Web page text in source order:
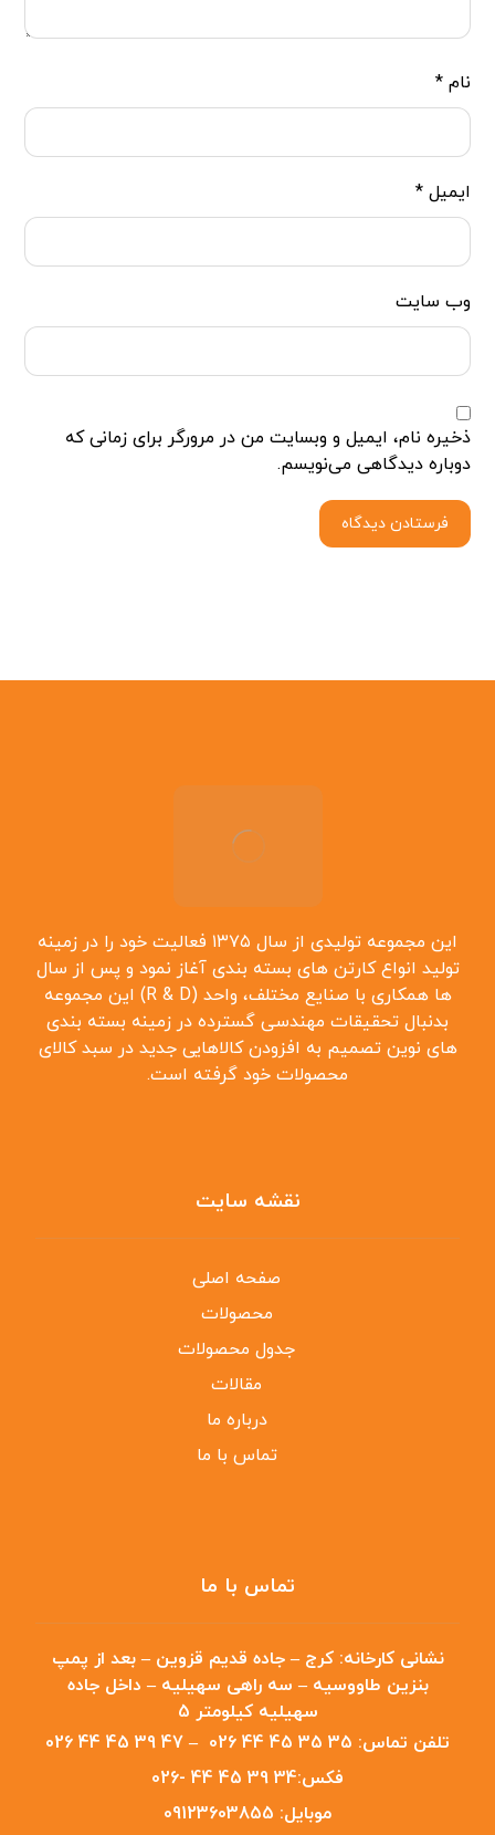
نام*
ایمیل*
وب‌ سایت
ذخیره نام، ایمیل و وبسایت من در مرورگر برای زمانی که
دوباره دیدگاهی می‌نویسم.
این مجموعه تولیدی از سال ۱۳۷۵ فعالیت خود را در زمینه
تولید انواع کارتن ‌های بسته بندی آغاز نمود و پس از سال
‌ها همکاری با صنایع مختلف، واحد (R & D) این مجموعه
بدنبال تحقیقات مهندسی گسترده در زمینه بسته بندی
‌های نوین تصمیم به افزودن کالاهایی جدید در سبد کالای
محصولات خود گرفته است.
نقشه سایت
صفحه اصلی
محصولات
جدول محصولات
مقالات
درباره ما
تماس با ما
تماس با ما
نشانی کارخانه:کرج – جاده قدیم قزوین – بعد از پمپ
بنزین طاووسیه – سه راهی سهیلیه – داخل جاده
سهیلیه کیلومتر 5
تلفن تماس: 35 35 45 44 026
–
47 39 45 44 026
فکس:34 39 45 44 -026
موبایل: 09123603855